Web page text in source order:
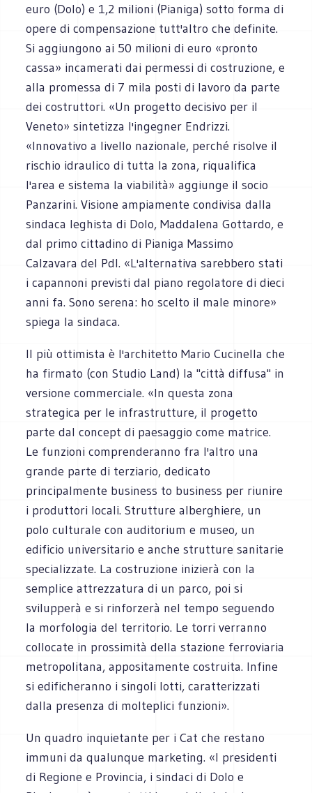
euro (Dolo) e 1,2 milioni (Pianiga) sotto forma di
opere di compensazione tutt'altro che definite.
Si aggiungono ai 50 milioni di euro «pronto
cassa» incamerati dai permessi di costruzione, e
alla promessa di 7 mila posti di lavoro da parte
dei costruttori. «Un progetto decisivo per il
Veneto» sintetizza l'ingegner Endrizzi.
«Innovativo a livello nazionale, perché risolve il
rischio idraulico di tutta la zona, riqualifica
l'area e sistema la viabilità» aggiunge il socio
Panzarini. Visione ampiamente condivisa dalla
sindaca leghista di Dolo, Maddalena Gottardo, e
dal primo cittadino di Pianiga Massimo
Calzavara del Pdl. «L'alternativa sarebbero stati
i capannoni previsti dal piano regolatore di dieci
anni fa. Sono serena: ho scelto il male minore»
spiega la sindaca.
Il più ottimista è l'architetto Mario Cucinella che
ha firmato (con Studio Land) la "città diffusa" in
versione commerciale. «In questa zona
strategica per le infrastrutture, il progetto
parte dal concept di paesaggio come matrice.
Le funzioni comprenderanno fra l'altro una
grande parte di terziario, dedicato
principalmente business to business per riunire
i produttori locali. Strutture alberghiere, un
polo culturale con auditorium e museo, un
edificio universitario e anche strutture sanitarie
specializzate. La costruzione inizierà con la
semplice attrezzatura di un parco, poi si
svilupperà e si rinforzerà nel tempo seguendo
la morfologia del territorio. Le torri verranno
collocate in prossimità della stazione ferroviaria
metropolitana, appositamente costruita. Infine
si edificheranno i singoli lotti, caratterizzati
dalla presenza di molteplici funzioni».
Un quadro inquietante per i Cat che restano
immuni da qualunque marketing. «I presidenti
di Regione e Provincia, i sindaci di Dolo e